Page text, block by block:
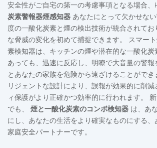
安全性がご自宅の第一の考慮事項となる場合、
炭素警報器煙感知器 あなたにとって欠かせな
度の一酸化炭素と煙の検出技術が統合されて
な脅威の変化を初めて捕捉できます。 スマー
素検知器は、キッチンの煙や潜在的な一酸化
あっても、迅速に反応し、明瞭で大音量の警報
とあなたの家族を危険から遠ざけることがで
リジェントな設計により、誤報が効果的に削
ィ保護がより正確かつ効率的に行われます。
でも、 煙と一酸化炭素のコンボ検知器 は、あ
にし、あなたの生活をより確実なものにする、
家庭安全パートナーです。